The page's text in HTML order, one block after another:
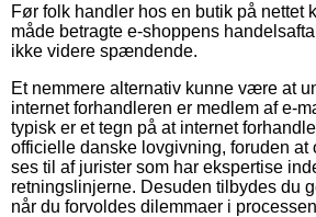
Før folk handler hos en butik på nettet
måde betragte e-shoppens
ikke videre spændende.
Et nemmere alternativ kunne være at
internet forhandleren er medlem af e-
typisk er et tegn på at internet
officielle danske lovgivning, foruden at
ses til af jurister som har ekspertise
retningslinjerne. Desuden tilbydes du
når du forvoldes dilemmaer i